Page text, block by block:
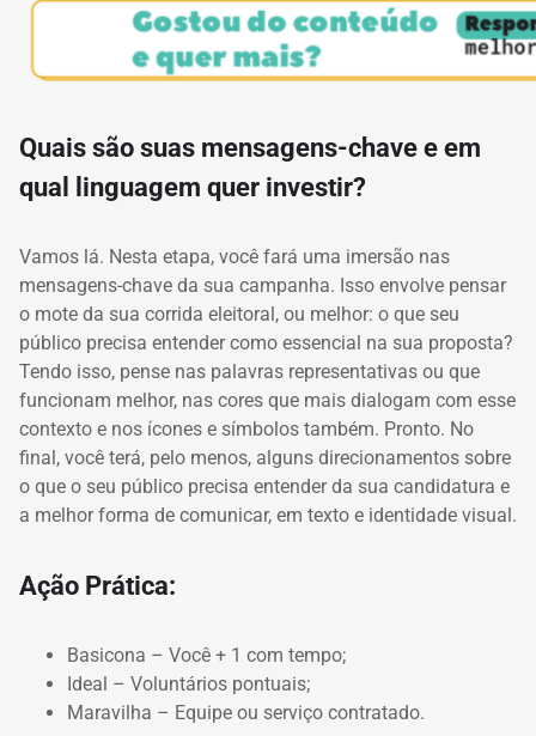
Quais são suas mensagens-chave e em
qual linguagem quer investir?
Vamos lá. Nesta etapa, você fará uma imersão nas
mensagens-chave da sua campanha. Isso envolve pensar
o mote da sua corrida eleitoral, ou melhor: o que seu
público precisa entender como essencial na sua proposta?
Tendo isso, pense nas palavras representativas ou que
funcionam melhor, nas cores que mais dialogam com esse
contexto e nos ícones e símbolos também. Pronto. No
final, você terá, pelo menos, alguns direcionamentos sobre
o que o seu público precisa entender da sua candidatura e
a melhor forma de comunicar, em texto e identidade visual.
Ação Prática:
Basicona – Você + 1 com tempo;
Ideal – Voluntários pontuais;
Maravilha – Equipe ou serviço contratado.